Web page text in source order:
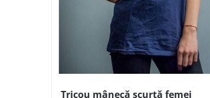
Tricou mânecă scurtă femei